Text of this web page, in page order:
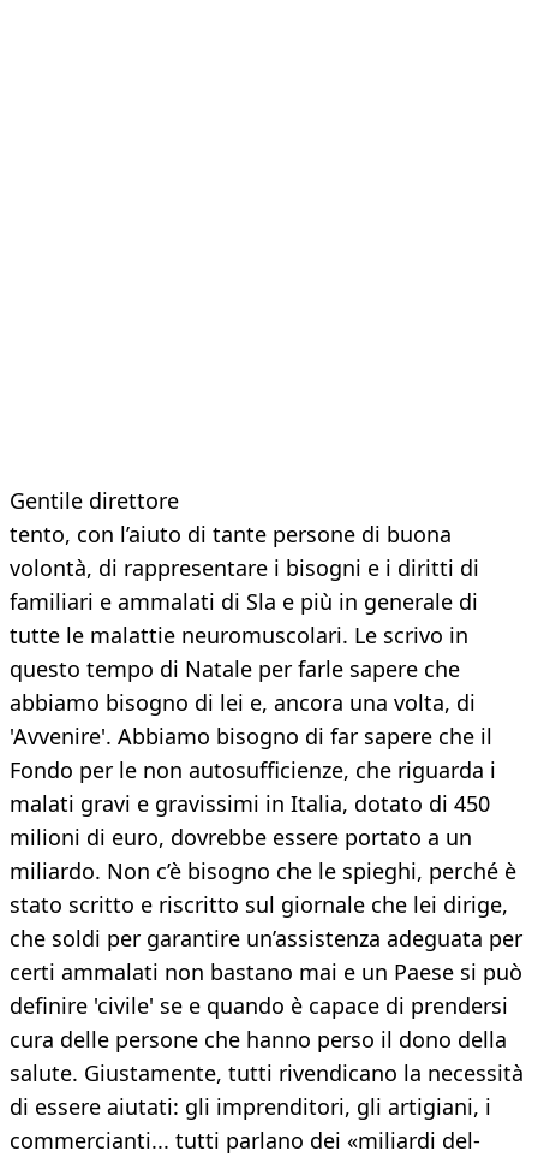
Gentile direttore
tento, con l’aiuto di tante persone di buona
volontà, di rappresentare i bisogni e i diritti di
familiari e ammalati di Sla e più in generale di
tutte le malattie neuromuscolari. Le scrivo in
questo tempo di Natale per farle sapere che
abbiamo bisogno di lei e, ancora una volta, di
'Avvenire'. Abbiamo bisogno di far sapere che il
Fondo per le non autosufficienze, che riguarda i
malati gravi e gravissimi in Italia, dotato di 450
milioni di euro, dovrebbe essere portato a un
miliardo. Non c’è bisogno che le spieghi, perché è
stato scritto e riscritto sul giornale che lei dirige,
che soldi per garantire un’assistenza adeguata per
certi ammalati non bastano mai e un Paese si può
definire 'civile' se e quando è capace di prendersi
cura delle persone che hanno perso il dono della
salute. Giustamente, tutti rivendicano la necessità
di essere aiutati: gli imprenditori, gli artigiani, i
commercianti... tutti parlano dei «miliardi del-